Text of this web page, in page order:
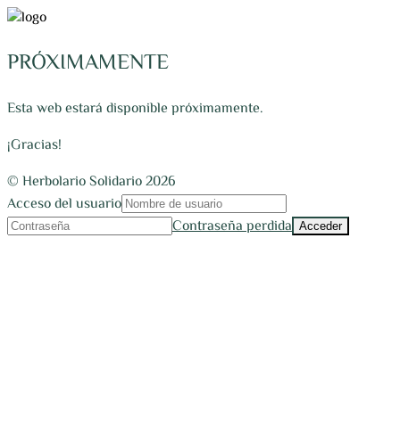
PRÓXIMAMENTE
Esta web estará disponible próximamente.
¡Gracias!
© Herbolario Solidario 2026
Acceso del usuario
Contraseña perdida